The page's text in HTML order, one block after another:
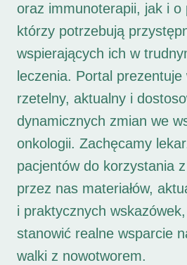
oraz immunoterapii, jak i o
którzy potrzebują
wspierających ich w
leczenia. Portal
rzetelny, aktualny i
dynamicznych zmian we
onkologii. Zachęcamy
pacjentów do korzystania
przez nas materiałów,
i praktycznych
stanowić realne wsparcie
walki z nowotworem.